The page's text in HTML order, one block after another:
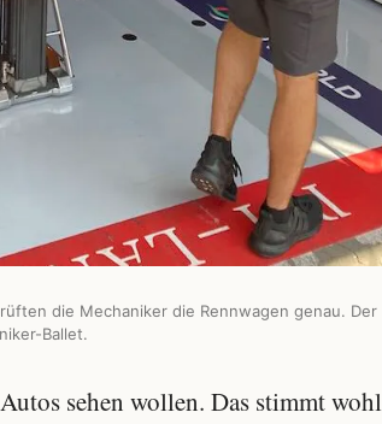
die Mechaniker die Rennwagen genau. Der
Ballet.
sehen wollen. Das stimmt wohl